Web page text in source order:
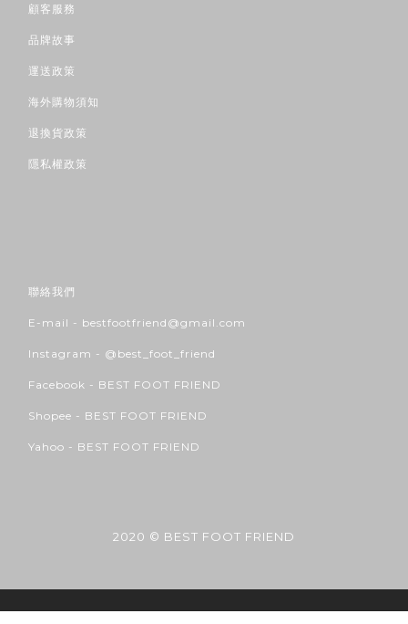
顧客服務
品牌故事
運送政策
海外購物須知
退換貨政策
隱私權政策
聯絡我們
E-mail - bestfootfriend@gmail.com
Instagram - @best_foot_friend
Facebook - BEST FOOT FRIEND
Shopee - BEST FOOT FRIEND
Yahoo - BEST FOOT FRIEND
2020 © BEST FOOT FRIEND